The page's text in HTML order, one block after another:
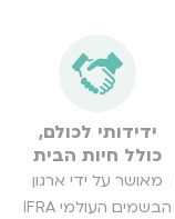
ידידותי לכולם,
כולל חיות הבית
מאושר על ידי ארגון
הבשמים העולמי IFRA